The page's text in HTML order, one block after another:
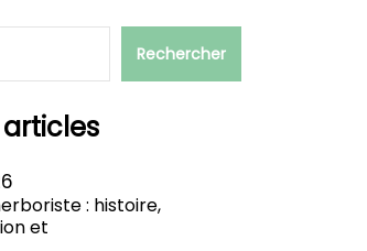
Rechercher
: histoire,
et